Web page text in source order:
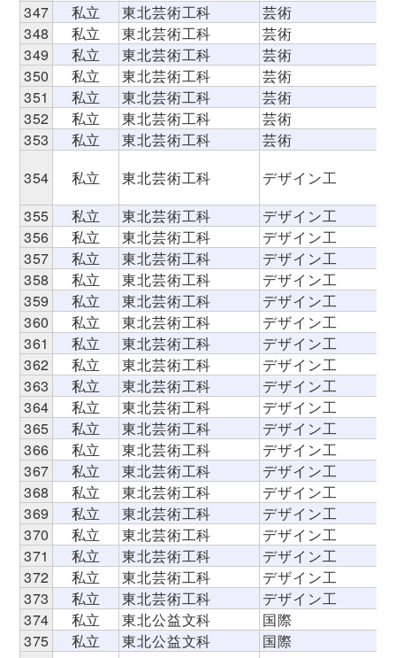
347
私立 東北芸術工科
芸術
348
私立 東北芸術工科
芸術
349
私立 東北芸術工科
芸術
350
私立 東北芸術工科
芸術
351
私立 東北芸術工科
芸術
352
私立 東北芸術工科
芸術
353
私立 東北芸術工科
芸術
354
私立 東北芸術工科
デザイン工
355
私立 東北芸術工科
デザイン工
356
私立 東北芸術工科
デザイン工
357
私立 東北芸術工科
デザイン工
358
私立 東北芸術工科
デザイン工
359
私立 東北芸術工科
デザイン工
360
私立 東北芸術工科
デザイン工
361
私立 東北芸術工科
デザイン工
362
私立 東北芸術工科
デザイン工
363
私立 東北芸術工科
デザイン工
364
私立 東北芸術工科
デザイン工
365
私立 東北芸術工科
デザイン工
366
私立 東北芸術工科
デザイン工
367
私立 東北芸術工科
デザイン工
368
私立 東北芸術工科
デザイン工
369
私立 東北芸術工科
デザイン工
370
私立 東北芸術工科
デザイン工
371
私立 東北芸術工科
デザイン工
372
私立 東北芸術工科
デザイン工
373
私立 東北芸術工科
デザイン工
374
私立 東北公益文科
国際
375
私立 東北公益文科
国際